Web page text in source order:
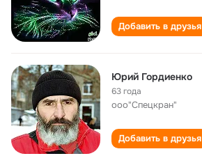
Добавить в друзья
Юрий Гордиенко
63 года
ооо"Спецкран"
Добавить в друзья